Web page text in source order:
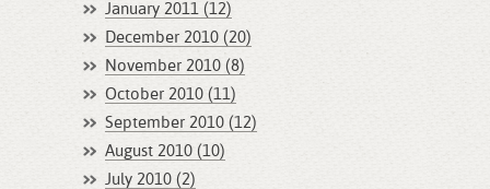
January 2011 (12)
December 2010 (20)
November 2010 (8)
October 2010 (11)
September 2010 (12)
August 2010 (10)
July 2010 (2)